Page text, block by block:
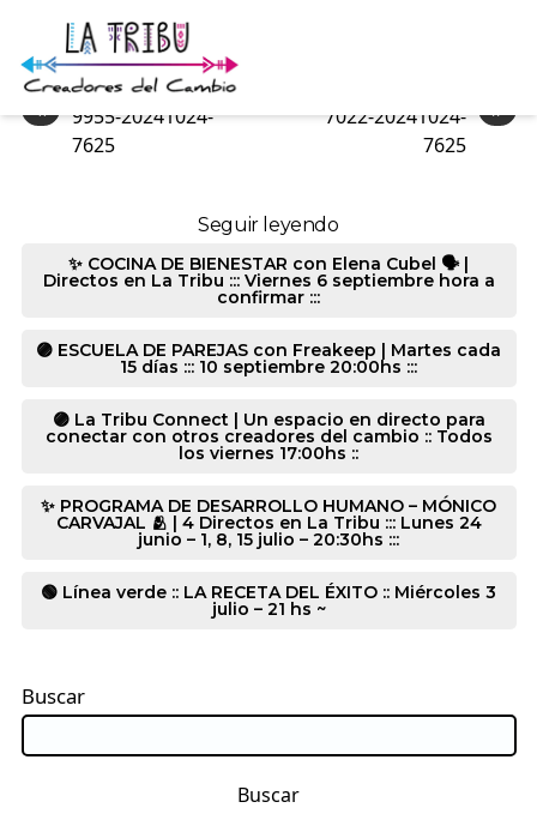
2558-20241024-7625
«
9955-20241024-
7625
»
7022-20241024-
7625
Seguir leyendo
✨ COCINA DE BIENESTAR con Elena Cubel 🗣️ |
Directos en La Tribu ::: Viernes 6 septiembre hora a
confirmar :::
🟣 ESCUELA DE PAREJAS con Freakeep | Martes cada
15 días ::: 10 septiembre 20:00hs :::
🟣 La Tribu Connect | Un espacio en directo para
conectar con otros creadores del cambio :: Todos
los viernes 17:00hs ::
✨ PROGRAMA DE DESARROLLO HUMANO – MÓNICO
CARVAJAL 🫂 | 4 Directos en La Tribu ::: Lunes 24
junio – 1, 8, 15 julio – 20:30hs :::
🟢 Línea verde :: LA RECETA DEL ÉXITO :: Miércoles 3
julio – 21 hs ~
Buscar
Buscar